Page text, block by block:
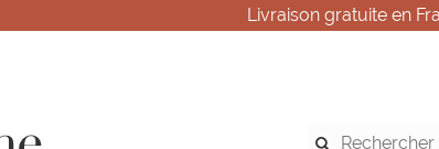
Livraison gratuite en